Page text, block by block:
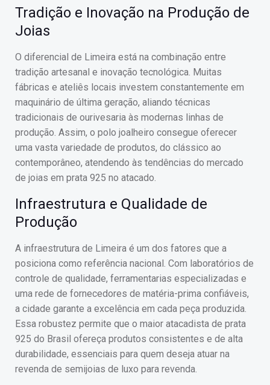
Tradição e Inovação na Produção de
Joias
O diferencial de Limeira está na combinação entre
tradição artesanal e inovação tecnológica. Muitas
fábricas e ateliês locais investem constantemente em
maquinário de última geração, aliando técnicas
tradicionais de ourivesaria às modernas linhas de
produção. Assim, o polo joalheiro consegue oferecer
uma vasta variedade de produtos, do clássico ao
contemporâneo, atendendo às tendências do mercado
de joias em prata 925 no atacado.
Infraestrutura e Qualidade de
Produção
A infraestrutura de Limeira é um dos fatores que a
posiciona como referência nacional. Com laboratórios de
controle de qualidade, ferramentarias especializadas e
uma rede de fornecedores de matéria-prima confiáveis,
a cidade garante a excelência em cada peça produzida.
Essa robustez permite que o maior atacadista de prata
925 do Brasil ofereça produtos consistentes e de alta
durabilidade, essenciais para quem deseja atuar na
revenda de semijoias de luxo para revenda.